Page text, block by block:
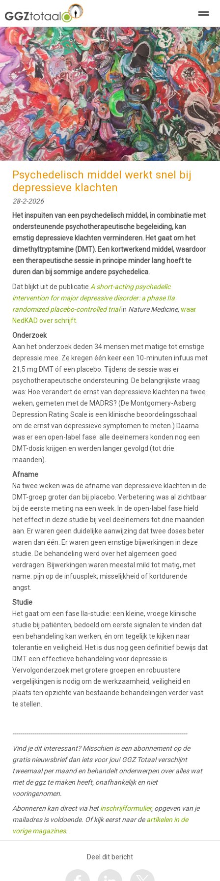
over GGZTotaal abonneren agenda adverteren E-
Home Nieuws Zoeken Pagina's E-
Psychedelisch middel werkt snel bij
depressieve klachten
28-2-2026
Het inspuiten van een psychedelisch middel, in combinatie met
ondersteunende psychotherapeutische begeleiding, kan
ernstig depressieve klachten verminderen. Het gaat om het
dimethyltryptamine (DMT). Een kortwerkend middel, waardoor
een therapeutische sessie in principe minder lang hoeft te
duren dan bij sommige andere psychedelica.
Dat blijkt uit de publicatie A short-acting psychedelic
intervention for major depressive disorder: a phase IIa
randomized placebo-controlled trialin Nature Medicine, waar
NedKAD over schrijft.
Onderzoek
Aan het onderzoek deden 34 mensen met matige tot ernstige
depressie mee. Ze kregen één keer een 10-minuten infuus met
21,5 mg DMT óf een placebo. Tijdens de sessie was er
psychotherapeutische ondersteuning. De belangrijkste vraag
was: Hoe verandert de ernst van depressieve klachten na twee
weken, gemeten met de MADRS? (De Montgomery-Asberg
Depression Rating Scale is een klinische beoordelingsschaal
om de ernst van depressieve symptomen te meten.) Daarna
was er een open-label fase: alle deelnemers konden nog een
DMT-dosis krijgen en werden langer gevolgd (tot drie
maanden).
Afname
Na twee weken was de afname van depressieve klachten in de
DMT-groep groter dan bij placebo. Verbetering was al zichtbaar
bij de eerste meting na een week. In de open-label fase hield
het effect in deze studie bij veel deelnemers tot drie maanden
aan. Er waren geen duidelijke aanwijzing dat twee doses beter
waren dan één. Er waren geen ernstige bijwerkingen in deze
studie. De behandeling werd over het algemeen goed
verdragen. Bijwerkingen waren meestal mild tot matig, met
name: pijn op de infuusplek, misselijkheid of kortdurende
angst.
Studie
Het gaat om een fase IIa-studie: een kleine, vroege klinische
studie bij patiënten, bedoeld om eerste signalen te vinden dat
een behandeling kan werken, én om tegelijk te kijken naar
tolerantie en veiligheid. Het is dus nog geen definitief bewijs dat
DMT een effectieve behandeling voor depressie is.
Vervolgonderzoek met grotere groepen en robuustere
vergelijkingen is nodig om de werkzaamheid, veiligheid en
plaats ten opzichte van bestaande behandelingen verder vast
te stellen.
-----------------------------------------------------------------------------------------
Vind je dit interessant? Misschien is een abonnement op de
gratis nieuwsbrief dan iets voor jou! GGZ Totaal verschijnt
tweemaal per maand en behandelt onderwerpen over alles wat
met de ggz te maken heeft, onafhankelijk en niet
vooringenomen.
Abonneren kan direct via hetinschrijfformulier, opgeven van je
mailadres is voldoende. Of kijk eerst naar deartikelen in de
vorige magazines.
Deel dit bericht